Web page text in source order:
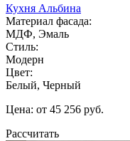
Кухня Альбина
Материал фасада:
МДФ, Эмаль
Стиль:
Модерн
Цвет:
Белый, Черный
Цена: от 45 256 руб.
Рассчитать